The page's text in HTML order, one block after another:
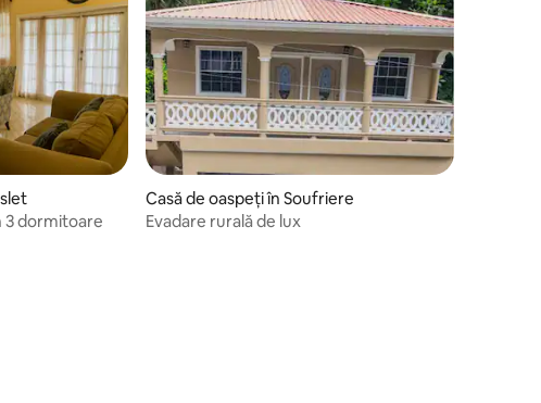
3 dormitoare
Casă de oaspeți în Soufriere
Evadare rurală de lux